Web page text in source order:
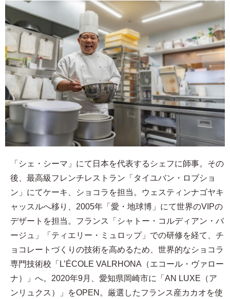
「シェ・シーマ」にて日本を代表するシェフに師事。その
後、最高級フレンチレストラン「タイユバン・ロブショ
ン」にてケーキ、ショコラを担当。ウェスティンナゴヤキ
ャッスルへ移り、2005年「愛・地球博」にて世界のVIPの
デザートを担当。フランス「シャトー・コルディアン・バ
ージュ」「ティエリー・ミュロップ」での研修を経て、チ
ョコレートづくりの技術を高めるため、世界的なショコラ
専門技術校「L’ÉCOLE VALRHONA（エコール・ヴァロー
ナ）」へ。2020年9月、愛知県岡崎市に「AN LUXE（ア
ンリュクス）」をOPEN。厳選したフランス産カカオを使